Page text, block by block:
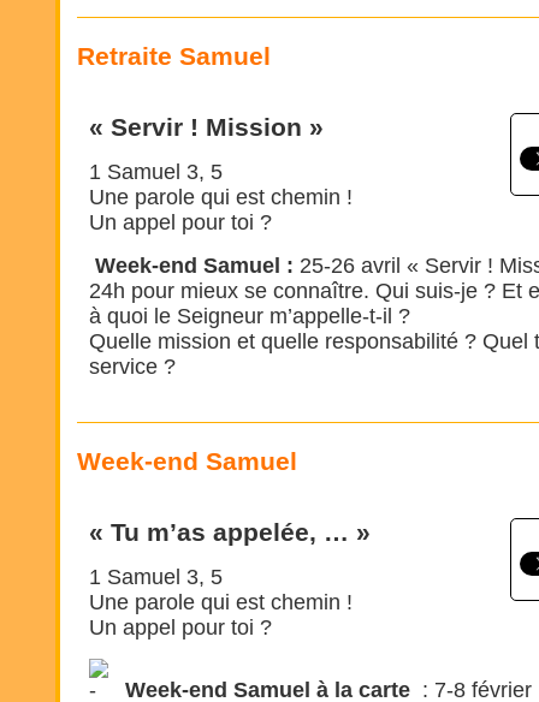
Retraite Samuel
« Servir ! Mission »
1 Samuel 3, 5
Une parole qui est chemin !
Un appel pour toi ?
Week-end Samuel : 25-26 avril « Servir !
24h pour mieux se connaître. Qui suis-je ? Et
à quoi le Seigneur m’appelle-t-il ?
Quelle mission et quelle responsabilité ? Quel
service ?
Week-end Samuel
« Tu m’as appelée, … »
1 Samuel 3, 5
Une parole qui est chemin !
Un appel pour toi ?
Week-end Samuel à la carte : 7-8 février